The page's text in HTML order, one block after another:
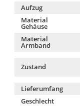
Aufzug
Material
Gehäuse
Material
Armband
Zustand
Lieferumfang
Geschlecht